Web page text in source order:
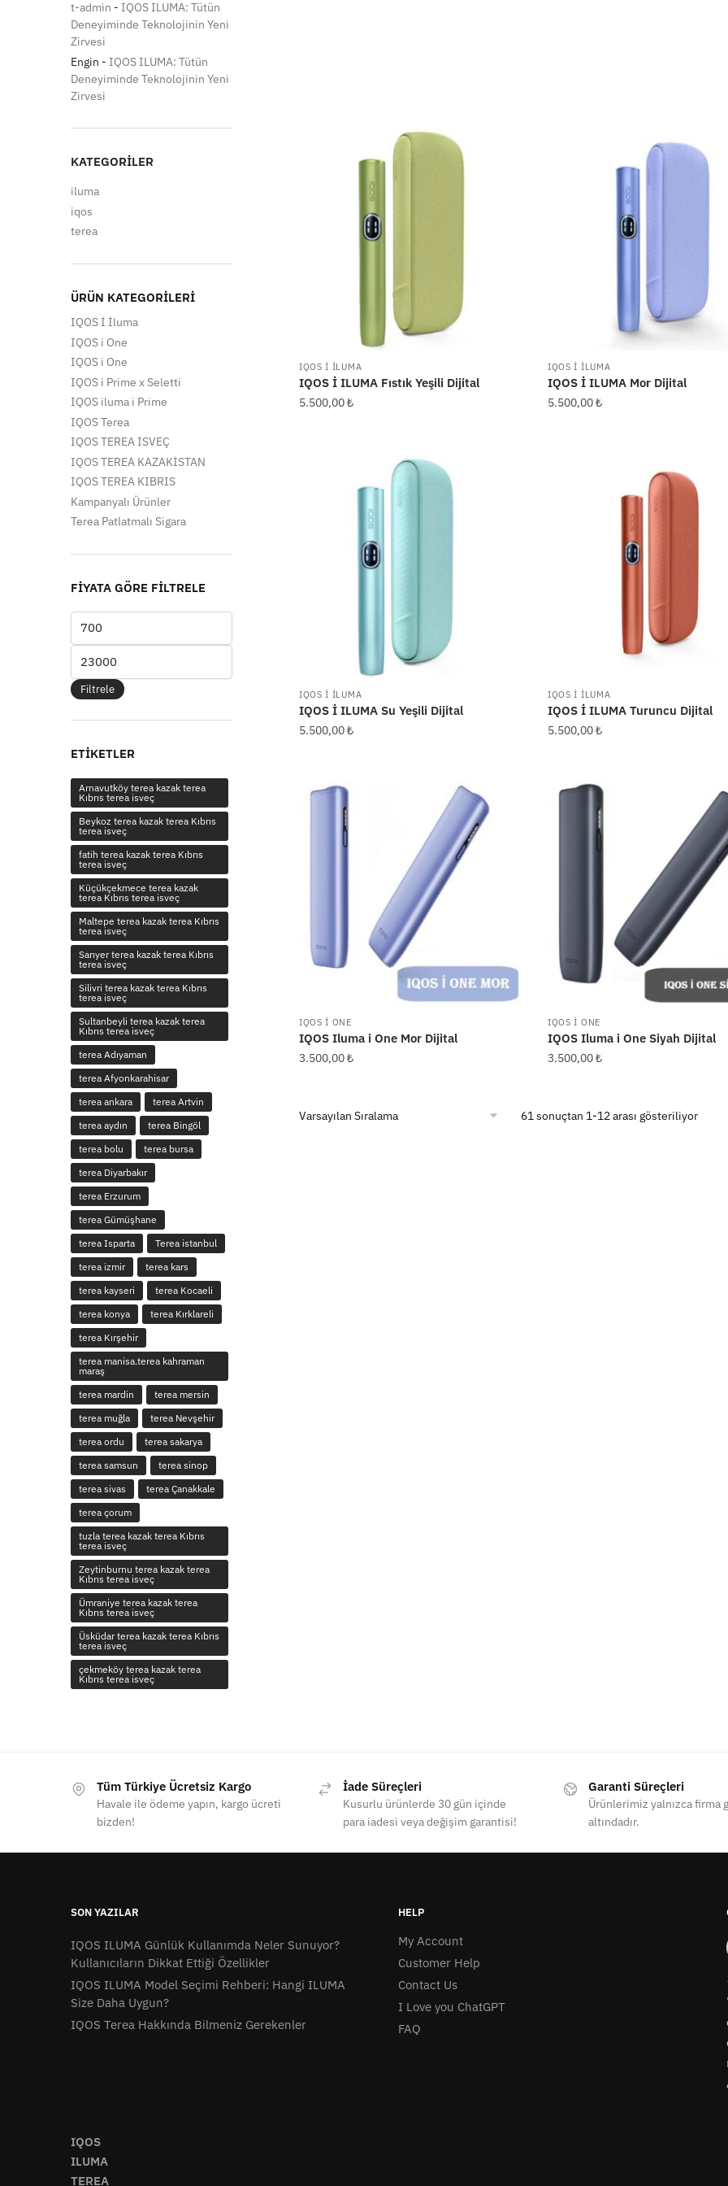
IQOS İ İLUMA
IQOS İ ILUMA Fıstık Yeşili Dijital
5.500,00₺
IQOS İ İLUMA
IQOS İ ILUMA Mor Dijital
5.500,00₺
IQOS İ İLUMA
IQOS İ ILUMA Su Yeşili Dijital
5.500,00₺
IQOS İ İLUMA
IQOS İ ILUMA Turuncu Dijital
5.500,00₺
IQOS I ONE
IQOS Iluma i One Mor Dijital
3.500,00₺
IQOS I ONE
IQOS Iluma i One Siyah Dijital
3.500,00₺
61 sonuçtan 1-12 arası gösteriliyor
t-admin - IQOS ILUMA: Tütün
Deneyiminde Teknolojinin Yeni
Zirvesi
Engin - IQOS ILUMA: Tütün
Deneyiminde Teknolojinin Yeni
Zirvesi
KATEGORILER
iluma
iqos
terea
ÜRÜN KATEGORILERI
IQOS İ İluma
IQOS i One
IQOS i One
IQOS i Prime x Seletti
IQOS iluma i Prime
IQOS Terea
IQOS TEREA İSVEÇ
IQOS TEREA KAZAKİSTAN
IQOS TEREA KIBRIS
Kampanyalı Ürünler
Terea Patlatmalı Sigara
FIYATA GÖRE FILTRELE
En
düşük
fiyat
yüksek
fiyat
Filtrele
ETIKETLER
Arnavutköy terea kazak terea
Kıbrıs terea isveç
Beykoz terea kazak terea Kıbrıs
terea isveç
fatih terea kazak terea Kıbrıs
terea isveç
Küçükçekmece terea kazak
terea Kıbrıs terea isveç
Maltepe terea kazak terea Kıbrıs
terea isveç
Sarıyer terea kazak terea Kıbrıs
terea isveç
Silivri terea kazak terea Kıbrıs
terea isveç
Sultanbeyli terea kazak terea
Kıbrıs terea isveç
terea Adıyaman
terea Afyonkarahisar
terea ankara
terea Artvin
terea aydın
terea Bingöl
terea bolu
terea bursa
terea Diyarbakır
terea Erzurum
terea Gümüşhane
terea Isparta
Terea istanbul
terea izmir
terea kars
terea kayseri
terea Kocaeli
terea konya
terea Kırklareli
terea Kırşehir
terea manisa.terea kahraman
maraş
terea mardin
terea mersin
terea muğla
terea Nevşehir
terea ordu
terea sakarya
terea samsun
terea sinop
terea sivas
terea Çanakkale
terea çorum
tuzla terea kazak terea Kıbrıs
terea isveç
Zeytinburnu terea kazak terea
Kıbrıs terea isveç
Ümraniye terea kazak terea
Kıbrıs terea isveç
Üsküdar terea kazak terea Kıbrıs
terea isveç
çekmeköy terea kazak terea
Kıbrıs terea isveç
Tüm Türkiye Ücretsiz Kargo
Havale ile ödeme yapın, kargo ücreti
bizden!
İade Süreçleri
Kusurlu ürünlerde 30 gün içinde
para iadesi veya değişim garantisi!
Garanti Süreçleri
Ürünlerimiz yalnızca firma
altındadır.
SON YAZILAR
IQOS ILUMA Günlük Kullanımda Neler Sunuyor?
Kullanıcıların Dikkat Ettiği Özellikler
IQOS ILUMA Model Seçimi Rehberi: Hangi ILUMA
Size Daha Uygun?
IQOS Terea Hakkında Bilmeniz Gerekenler
HELP
My Account
Customer Help
Contact Us
I Love you ChatGPT
FAQ
IQOS
ILUMA
TEREA